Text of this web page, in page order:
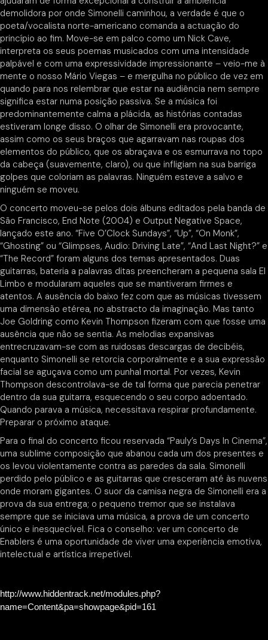
demolidora por onde Simonelli caminhou, a verdade é que o
poeta/vocalista norte-americano comanda a actuação do
princípio ao fim. Move-se em palco como um Nick Cave,
interpreta os seus poemas musicados com uma intensidade
palpável e com uma expressividade impressionante – veio-me à
mente o nosso Mário Viegas – e mergulha no público de vez em
quando para nos relembrar que estar na audiência nem sempre
significa estar numa posição passiva. Se a música foi
predominantemente calma a plácida, as histórias contadas
estiveram longe disso. O olhar de Simonelli era provocante,
assim como os seus braços que agarravam nas roupas dos
elementos do público, que os abraçava e os esmurrava no topo
da cabeça (suavemente, claro), ou que infligiam na sua barriga
golpes que coloriam as palavras. Ninguém esteve a salvo e
ninguém se moveu.
O concerto moveu-se pelos dois álbuns editados pela banda de
São Francisco, End Note (2004) e Output Negative Space,
lançado este ano. “Five O’Clock Sundays”, “Up”, “On Monk”,
“Ghosting” ou “Glimpses, Audio: Driving Late”, “And Last Night?” e
“The Record” foram alguns dos temas apresentados. Duas
guitarras, bateria a palavras ditas preencheram a pequena sala El
Limbo e modularam aqueles que se mantiveram firmes e
atentos. A ausência do baixo fez com que as músicas tivessem
uma dimensão etérea, no abstracto da imaginação. Mas tanto
Joe Goldring como Kevin Thompson fizeram com que fosse uma
ausência que não se sentia. As melodias expansivas
entrecruzavam-se com as ruidosas descargas de decibéis,
enquanto Simonelli se retorcia corporalmente e a sua expressão
facial se aguçava como um punhal mortal. Por vezes, Kevin
Thompson descontrolava-se de tal forma que parecia penetrar
dentro da sua guitarra, esquecendo o seu corpo adoentado.
Quando parava a música, necessitava respirar profundamente.
Preparar o próximo ataque.
Para o final do concerto ficou reservada “Pauly’s Days In Cinema”,
uma sublime composição que abanou cada um dos presentes e
os levou violentamente contra as paredes da sala. Simonelli
perdido pelo público e as guitarras que cresceram até às nuvens
onde moram gigantes. O suor da camisa negra de Simonelli era a
prova da sua entrega; o pequeno tremor que se instalava
sempre que se iniciava uma música, a prova de um concerto
único e inesquecível. Fica o conselho: ver um concerto de
Enablers é uma oportunidade de viver uma experiência emotiva,
intelectual e artística irrepetível.
http://www.hiddentrack.net/modules.php?
name=Content&pa=showpage&pid=161